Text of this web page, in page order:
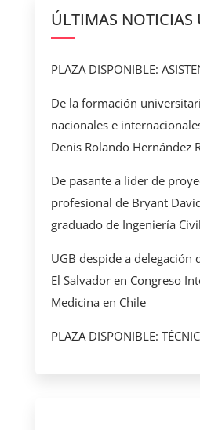
ÚLTIMAS NOTICIAS
PLAZA DISPONIBLE:
De la formación
nacionales e
Denis Rolando Hernández
De pasante a líder de
profesional de Bryant
graduado de Ingeniería
UGB despide a delegación
El Salvador en Congreso
Medicina en Chile
PLAZA DISPONIBLE: